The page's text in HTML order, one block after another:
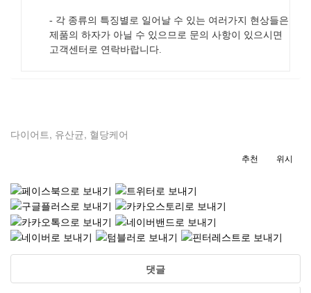
- 각 종류의 특징별로 일어날 수 있는 여러가지 현상들은
제품의 하자가 아닐 수 있으므로 문의 사항이 있으시면
고객센터로 연락바랍니다.
다이어트, 유산균, 혈당케어
추천 위시
댓글